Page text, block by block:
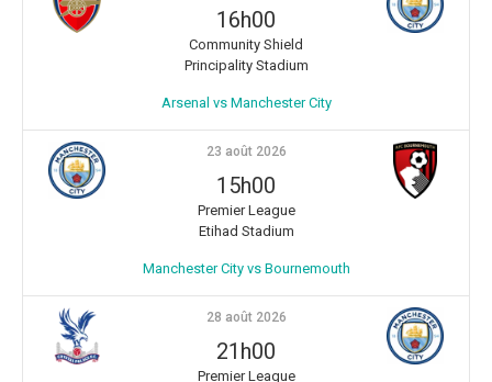
16h00
Community Shield
Principality Stadium
Arsenal vs Manchester City
23 août 2026
15h00
Premier League
Etihad Stadium
Manchester City vs Bournemouth
28 août 2026
21h00
Premier League